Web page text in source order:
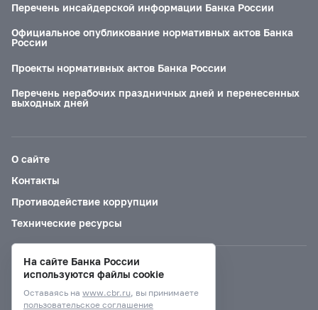
Перечень инсайдерской информации Банка России
Официальное опубликование нормативных актов Банка
России
Проекты нормативных актов Банка России
Перечень нерабочих праздничных дней и перенесенных
выходных дней
О сайте
Контакты
Противодействие коррупции
Технические ресурсы
Версия для слабовидящих
На сайте Банка России
используются файлы cookie
Оставаясь на www.cbr.ru, вы принимаете
пользовательское соглашение